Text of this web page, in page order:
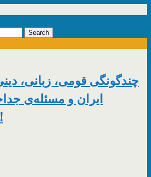
چندگونگی قومی، زبانی،
ایران و مسئله‌ی
یکپارچگی ملی!